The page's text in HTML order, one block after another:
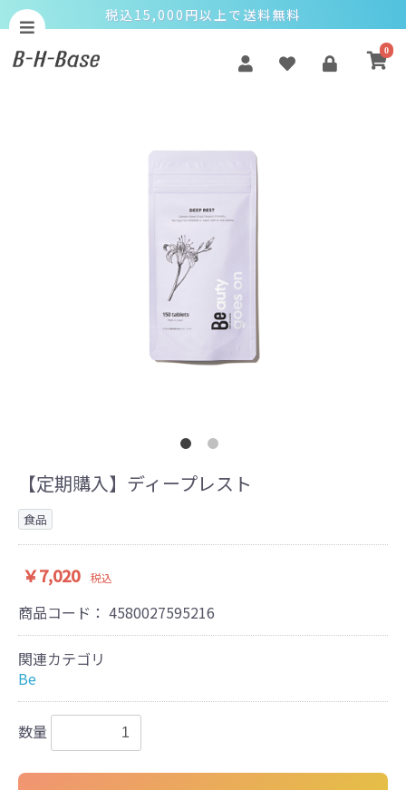
税込15,000円以上で送料無料
0
【定期購入】ディープレスト
食品
￥7,020 税込
商品コード： 4580027595216
関連カテゴリ
Be
数量